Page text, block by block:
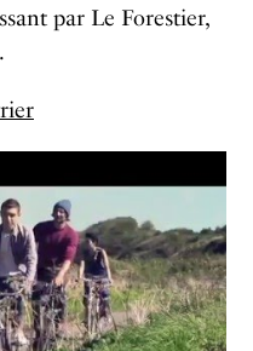
par Le Forestier,